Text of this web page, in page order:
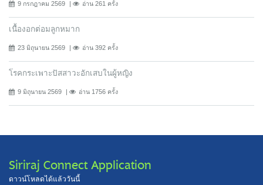
9 กรกฎาคม 2569 อ่าน 261 ครั้ง
เนื้องอกต่อมลูกหมาก
23 มิถุนายน 2569 อ่าน 392 ครั้ง
โรคกระเพาะปัสสาวะอักเสบในผู้หญิง
9 มิถุนายน 2569 อ่าน 1756 ครั้ง
Siriraj Connect Application
ดาวน์โหลดได้แล้ววันนี้